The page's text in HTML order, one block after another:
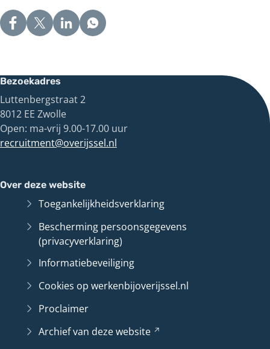
Bezoekadres
Luttenbergstraat 2
8012 EE Zwolle
Open: ma-vrij 9.00-17.00 uur
recruitment@overijssel.nl
Over deze website
Toegankelijkheidsverklaring
Bescherming persoonsgegevens
(privacyverklaring)
Informatiebeveiliging
Cookies op werkenbijoverijssel.nl
Proclaimer
Archief van dezewebsite